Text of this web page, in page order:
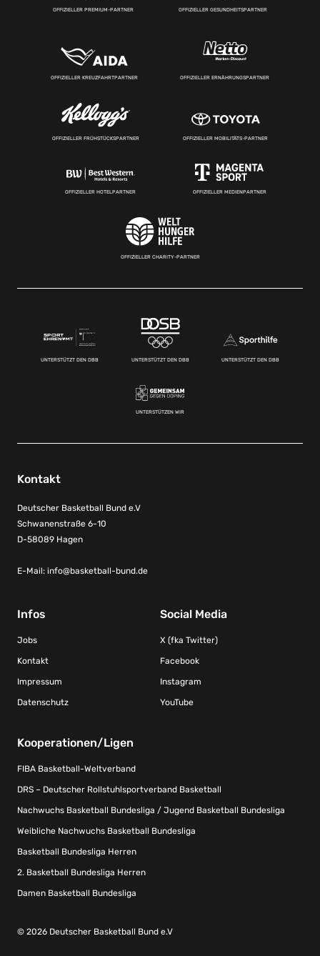
OFFIZIELLER PREMIUM-PARTNER OFFIZIELLER GESUNDHEITSPARTNER
OFFIZIELLER KREUZFAHRTPARTNER OFFIZIELLER ERNÄHRUNGSPARTNER
OFFIZIELLER FRÜHSTÜCKSPARTNER OFFIZIELLER MOBILITÄTS-PARTNER
OFFIZIELLER HOTELPARTNER OFFIZIELLER MEDIENPARTNER
OFFIZIELLER CHARITY-PARTNER
UNTERSTÜTZT DEN DBB UNTERSTÜTZT DEN DBB UNTERSTÜTZT DEN DBB
UNTERSTÜTZEN WIR
Kontakt
Deutscher Basketball Bund e.V
Schwanenstraße 6-10
D-58089 Hagen
E-Mail: info@basketball-bund.de
Infos
Jobs
Kontakt
Impressum
Datenschutz
Social Media
X (fka Twitter)
Facebook
Instagram
YouTube
Kooperationen/Ligen
FIBA Basketball-Weltverband
DRS – Deutscher Rollstuhlsportverband Basketball
Nachwuchs Basketball Bundesliga / Jugend Basketball Bundesliga
Weibliche Nachwuchs Basketball Bundesliga
Basketball Bundesliga Herren
2. Basketball Bundesliga Herren
Damen Basketball Bundesliga
© 2026 Deutscher Basketball Bund e.V